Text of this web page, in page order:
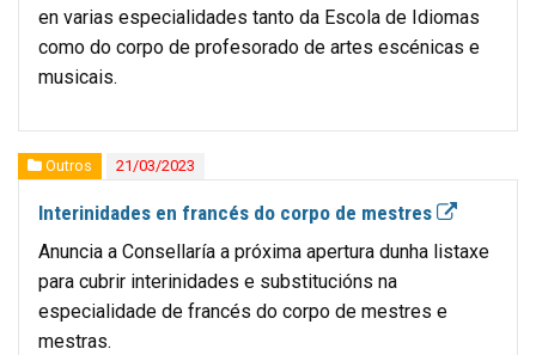
en varias especialidades tanto da Escola de Idiomas
como do corpo de profesorado de artes escénicas e
musicais.
Outros 21/03/2023
Interinidades en francés do corpo de mestres
Anuncia a Consellaría a próxima apertura dunha listaxe
para cubrir interinidades e substitucións na
especialidade de francés do corpo de mestres e
mestras.